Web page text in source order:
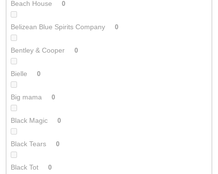
Beach House 0
Belizean Blue Spirits Company 0
Bentley & Cooper 0
Bielle 0
Big mama 0
Black Magic 0
Black Tears 0
Black Tot 0